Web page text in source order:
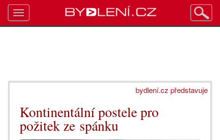
bydlení.cz představuje
Kontinentální postele pro
požitek ze spánku
Toggle
navigation